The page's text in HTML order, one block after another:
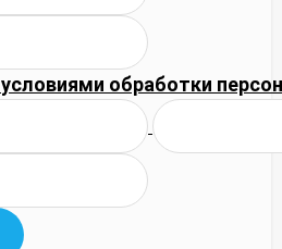
условиями обработки